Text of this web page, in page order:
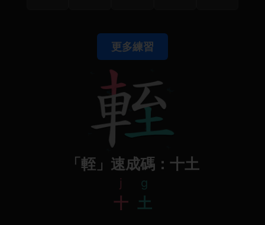
更多練習
「輊」速成碼：十土
j
十
g
土